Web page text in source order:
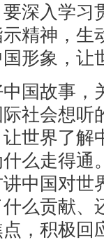
深入学习
精神，生
形象，让
故事，
社会想听
世界了解
么走得通
中国对世
么贡献、
，积极回